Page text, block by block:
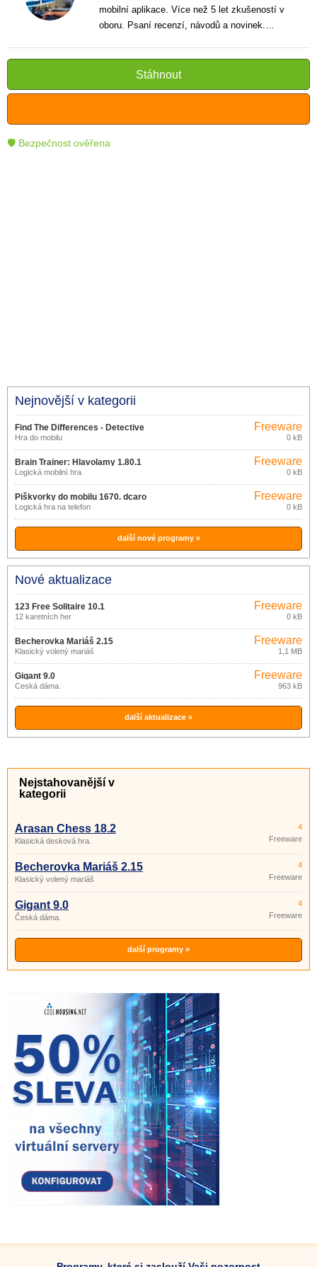
mobilní aplikace. Více než 5 let zkušeností v
oboru. Psaní recenzí, návodů a novinek.
pomáhají čtenářům lépe porozumět a využít
moderní technologie.
Stáhnout
🛡 Bezpečnost ověřena
Nejnovější v kategorii
Find The Differences - Detective
1.5.2
Hra do mobilu
Freeware
0 kB
Brain Trainer: Hlavolamy 1.80.1
Logická mobilní hra
Freeware
0 kB
Piškvorky do mobilu 1670. dcaro
Logická hra na telefon
Freeware
0 kB
další nové programy »
Nové aktualizace
123 Free Solitaire 10.1
12 karetních her
Freeware
0 kB
Becherovka Mariáš 2.15
Klasický volený mariáš
Freeware
1,1 MB
Gigant 9.0
Česká dáma.
Freeware
963 kB
další aktualizace »
Nejstahovanější v
kategorii
Arasan Chess 18.2
Klasická desková hra.
4
Freeware
Becherovka Mariáš 2.15
Klasický volený mariáš
4
Freeware
Gigant 9.0
Česká dáma.
4
Freeware
další programy »